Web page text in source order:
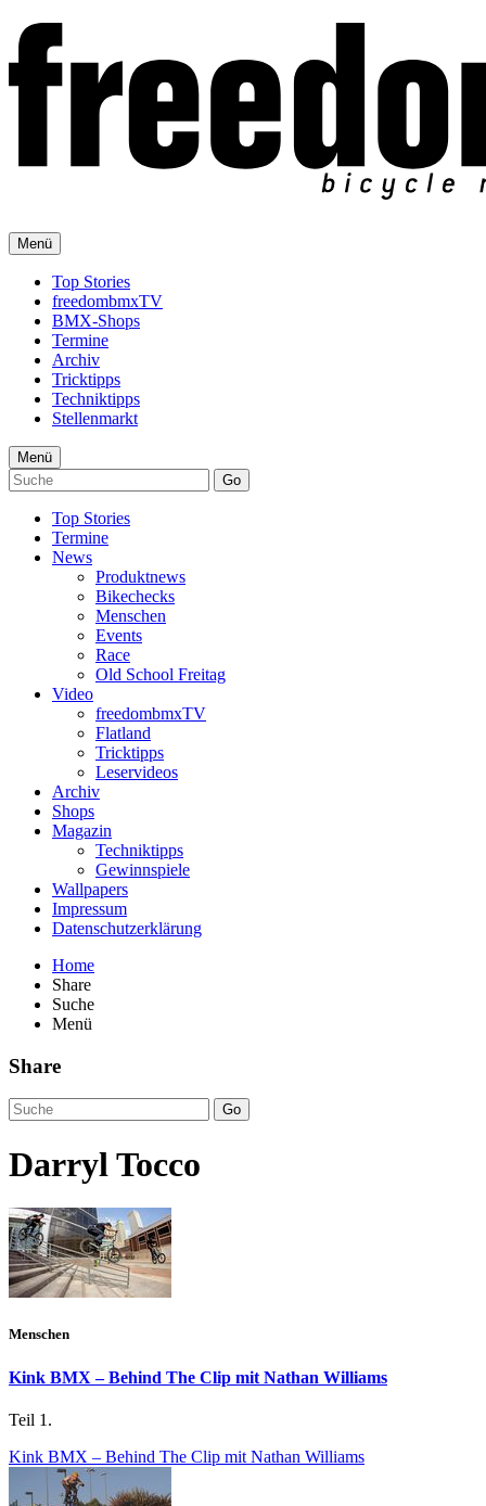
Menü
Top Stories
freedombmxTV
BMX-Shops
Termine
Archiv
Tricktipps
Techniktipps
Stellenmarkt
Menü
Go
Top Stories
Termine
News
Produktnews
Bikechecks
Menschen
Events
Race
Old School Freitag
Video
freedombmxTV
Flatland
Tricktipps
Leservideos
Archiv
Shops
Magazin
Techniktipps
Gewinnspiele
Wallpapers
Impressum
Datenschutzerklärung
Home
Share
Suche
Menü
Share
Go
Darryl Tocco
Menschen
Kink BMX – Behind The Clip mit Nathan Williams
Teil 1.
Kink BMX – Behind The Clip mit Nathan Williams